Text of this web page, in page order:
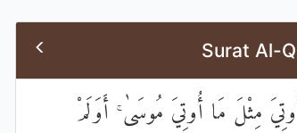
Surat Al-
مِثْلَ مَا أُوتِيَ مُوسَىٰ ۚ أَوَلَمْ